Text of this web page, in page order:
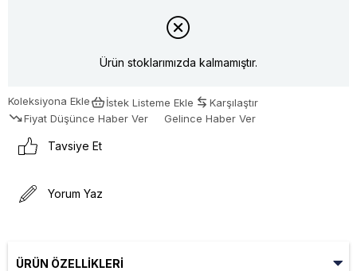
Ürün stoklarımızda kalmamıştır.
Koleksiyona Ekle İstek Listeme Ekle
Karşılaştır
Fiyat Düşünce Haber Ver
Gelince Haber Ver
Tavsiye Et
Yorum Yaz
ÜRÜN ÖZELLIKLERI